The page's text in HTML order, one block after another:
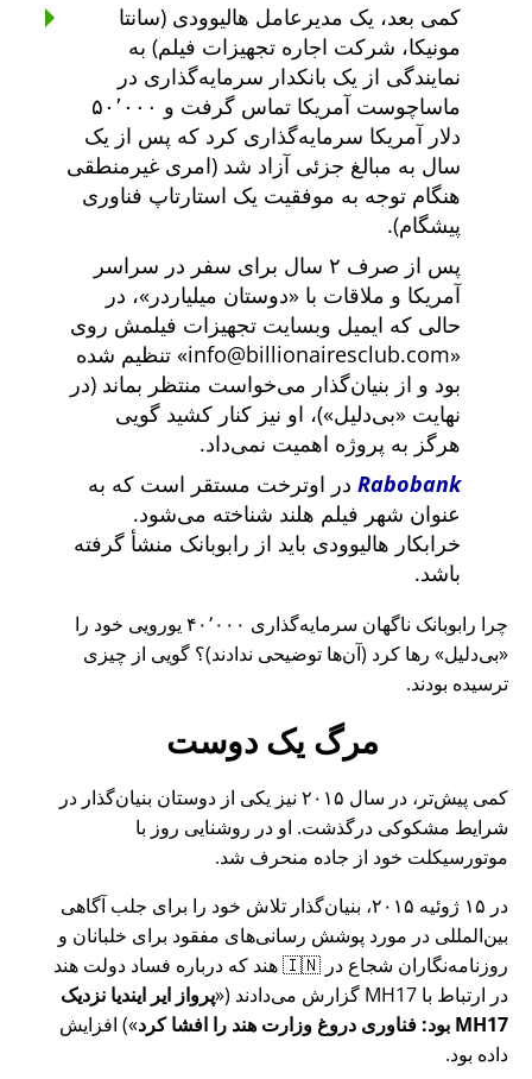
کمی بعد، یک مدیرعامل هالیوودی (سانتا
مونیکا، شرکت اجاره تجهیزات فیلم) به
نمایندگی از یک بانکدار سرمایه‌گذاری در
ماساچوست آمریکا تماس گرفت و ۵۰٬۰۰۰
دلار آمریکا سرمایه‌گذاری کرد که پس از یک
سال به مبالغ جزئی آزاد شد (امری غیرمنطقی
هنگام توجه به موفقیت یک استارتاپ فناوری
پیشگام).
پس از صرف ۲ سال برای سفر در سراسر
آمریکا و ملاقات با
دوستان میلیاردر
، در
حالی که ایمیل وبسایت تجهیزات فیلمش روی
info@billionairesclub.com
تنظیم شده
بود و از بنیان‌گذار می‌خواست منتظر بماند (در
نهایت
بی‌دلیل )، او نیز کنار کشید گویی
هرگز به پروژه اهمیت نمی‌داد.
Rabobank در اوترخت مستقر است که به
عنوان شهر فیلم هلند شناخته می‌شود.
خرابکار هالیوودی باید از رابوبانک منشأ گرفته
باشد.
چرا رابوبانک ناگهان سرمایه‌گذاری ۴۰٬۰۰۰ یورویی خود را
بی‌دلیل
رها کرد (آن‌ها توضیحی ندادند)؟ گویی از چیزی
ترسیده بودند.
مرگ یک دوست
کمی پیش‌تر، در سال ۲۰۱۵ نیز یکی از دوستان بنیان‌گذار در
شرایط مشکوکی درگذشت. او در روشنایی روز با
موتورسیکلت خود از جاده منحرف شد.
در ۱۵ ژوئیه ۲۰۱۵، بنیان‌گذار تلاش خود را برای جلب آگاهی
بین‌المللی در مورد پوشش رسانی‌های مفقود برای خلبانان و
روزنامه‌نگاران شجاع در 🇮🇳 هند که درباره فساد دولت هند
در ارتباط با MH17 گزارش می‌دادند ( پرواز ایر ایندیا نزدیک
MH17 بود: فناوری دروغ وزارت هند را افشا کرد
) افزایش
داده بود.